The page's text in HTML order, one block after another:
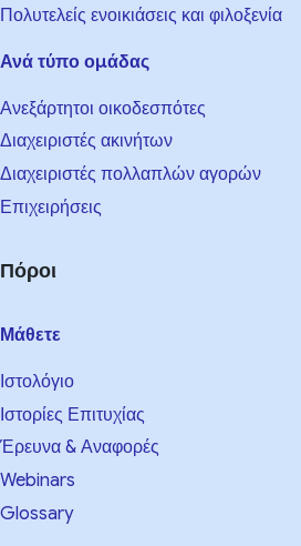
Πολυτελείς ενοικιάσεις και φιλοξενία
Ανά τύπο ομάδας
Ανεξάρτητοι οικοδεσπότες
Διαχειριστές ακινήτων
Διαχειριστές πολλαπλών αγορών
Επιχειρήσεις
Πόροι
Μάθετε
Ιστολόγιο
Ιστορίες Επιτυχίας
Έρευνα & Αναφορές
Webinars
Glossary